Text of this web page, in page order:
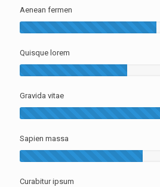
Aenean fermen
Quisque lorem
Gravida vitae
Sapien massa
Curabitur ipsum